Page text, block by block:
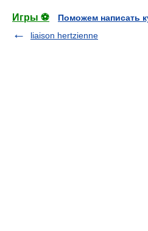
Игры ⚽
Поможем написать
liaison hertzienne